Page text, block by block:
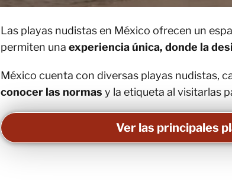
Las playas nudistas en México ofrecen un
permiten una experiencia única, donde la
México cuenta con diversas playas nudistas,
conocer las normas y la etiqueta al visitarlas
Ver las principales